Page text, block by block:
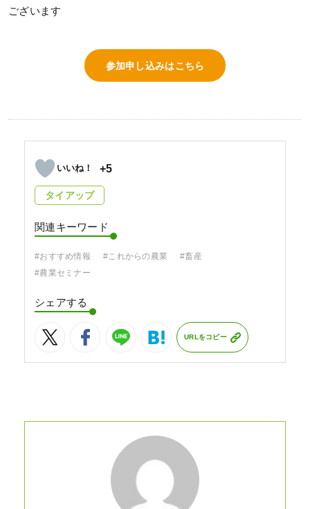
ございます
参加申し込みはこちら
+5
タイアップ
関連キーワード
#おすすめ情報 #これからの農業
#畜産
#農業セミナー
シェアする
URLをコピー